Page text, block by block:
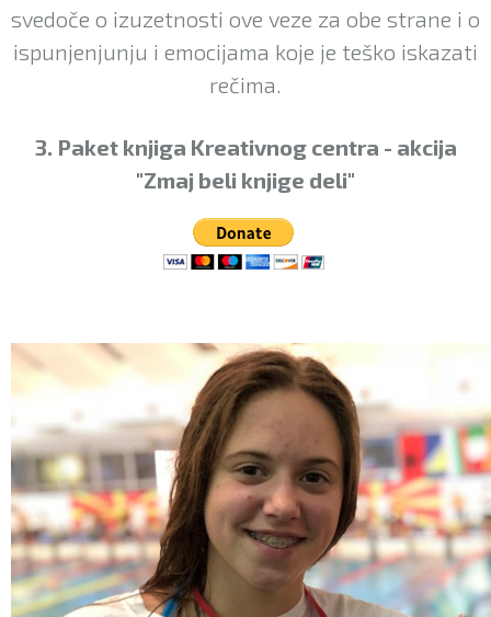
svedoče o izuzetnosti ove veze za obe strane i o
ispunjenjunju i emocijama koje je teško iskazati
rečima.
3. Paket knjiga Kreativnog centra - akcija
"Zmaj beli knjige deli"